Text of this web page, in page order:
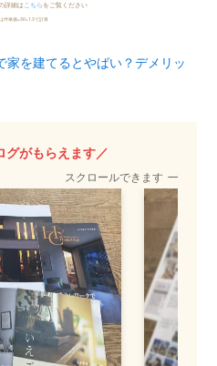
詳細は こちら をご覧ください
坪単価×30×1.3で計算
家を建てるとやばい？デメリッ
グがもらえます／
スクロールできます